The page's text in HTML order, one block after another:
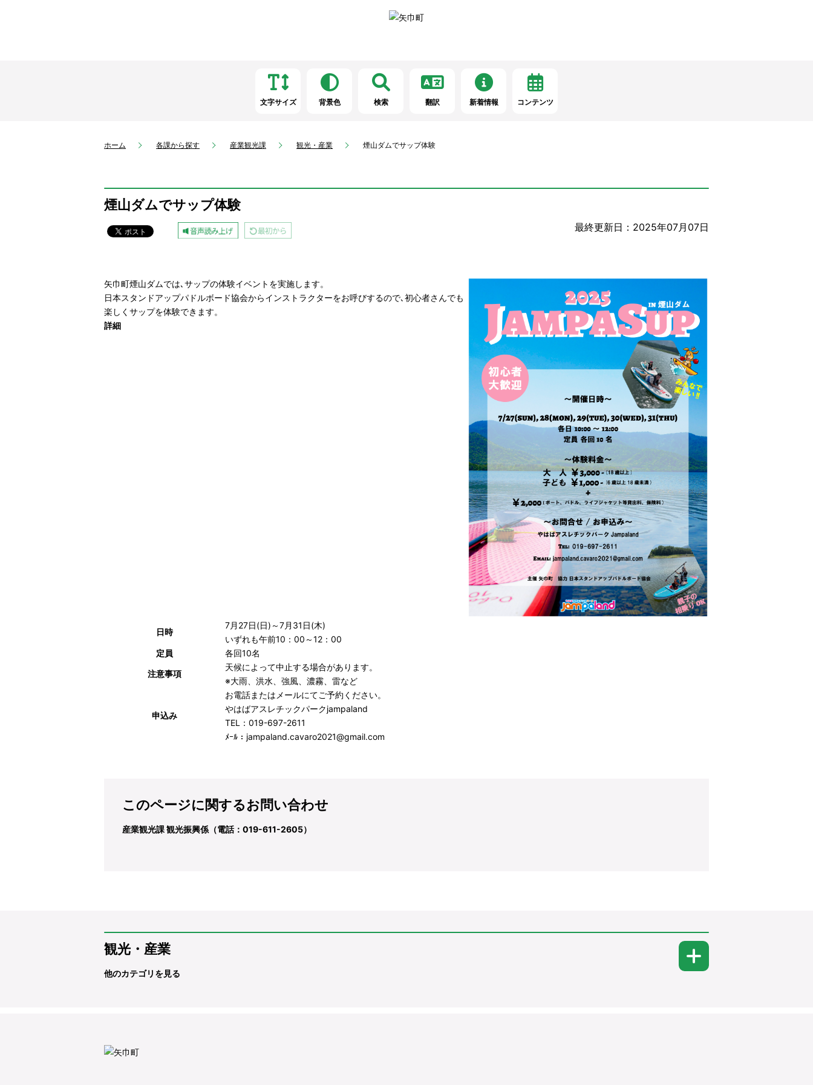
文字サイズ 背景色 検索 翻訳 新着情報 コンテンツ
ホーム 各課から探す 産業観光課 観光・産業 煙山ダムでサップ体験
煙山ダムでサップ体験
最終更新日：2025年07月07日
矢巾町煙山ダムでは､サップの体験イベントを実施します。
日本スタンドアップパドルボード協会からインストラクターをお呼びするので､初心者さんでも
楽しくサップを体験できます。
詳細
日時
7月27日(日)～7月31日(木)
いずれも午前10：00～12：00
定員
各回10名
注意事項
天候によって中止する場合があります。
※大雨、洪水、強風、濃霧、雷など
申込み
お電話またはメールにてご予約ください。
やはばアスレチックパークjampaland
TEL：019-697-2611
ﾒｰﾙ：jampaland.cavaro2021@gmail.com
このページに関するお問い合わせ
産業観光課 観光振興係（電話：019-611-2605）
観光・産業
他のカテゴリを見る